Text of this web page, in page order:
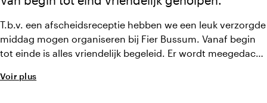
T.b.v. een afscheidsreceptie hebben we een leuk verzorgde
middag mogen organiseren bij Fier Bussum. Vanaf begin
tot einde is alles vriendelijk begeleid. Er wordt meegedacht
receptie waren prima verzorgd. Locatie ziet er aangekleed
Voir plus